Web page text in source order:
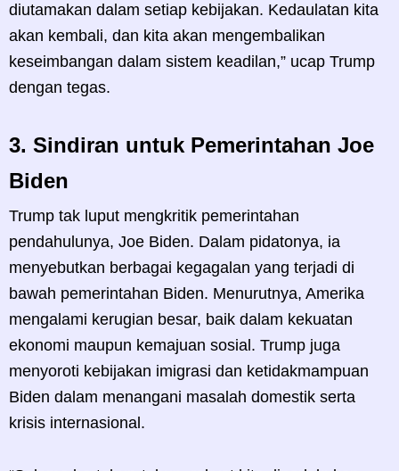
diutamakan dalam setiap kebijakan. Kedaulatan kita
akan kembali, dan kita akan mengembalikan
keseimbangan dalam sistem keadilan,” ucap Trump
dengan tegas.
3. Sindiran untuk Pemerintahan Joe
Biden
Trump tak luput mengkritik pemerintahan
pendahulunya, Joe Biden. Dalam pidatonya, ia
menyebutkan berbagai kegagalan yang terjadi di
bawah pemerintahan Biden. Menurutnya, Amerika
mengalami kerugian besar, baik dalam kekuatan
ekonomi maupun kemajuan sosial. Trump juga
menyoroti kebijakan imigrasi dan ketidakmampuan
Biden dalam menangani masalah domestik serta
krisis internasional.